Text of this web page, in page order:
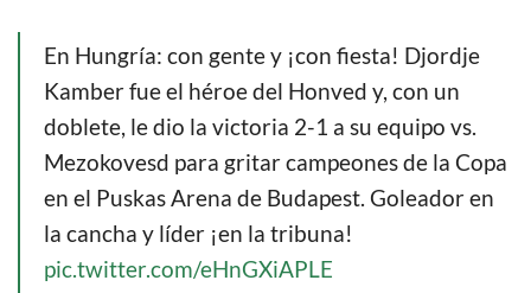
En Hungría: con gente y ¡con fiesta! Djordje
Kamber fue el héroe del Honved y, con un
doblete, le dio la victoria 2-1 a su equipo vs.
Mezokovesd para gritar campeones de la Copa
en el Puskas Arena de Budapest. Goleador en
la cancha y líder ¡en la tribuna!
pic.twitter.com/eHnGXiAPLE